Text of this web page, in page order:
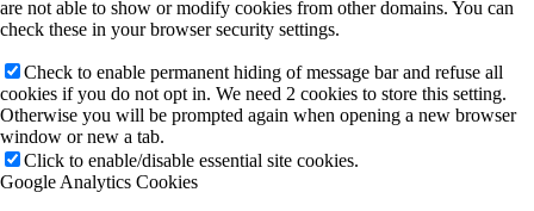
are not able to show or modify cookies from other domains. You can
check these in your browser security settings.
Check to enable permanent hiding of message bar and refuse all
cookies if you do not opt in. We need 2 cookies to store this setting.
Otherwise you will be prompted again when opening a new browser
window or new a tab.
Click to enable/disable essential site cookies.
Google Analytics Cookies